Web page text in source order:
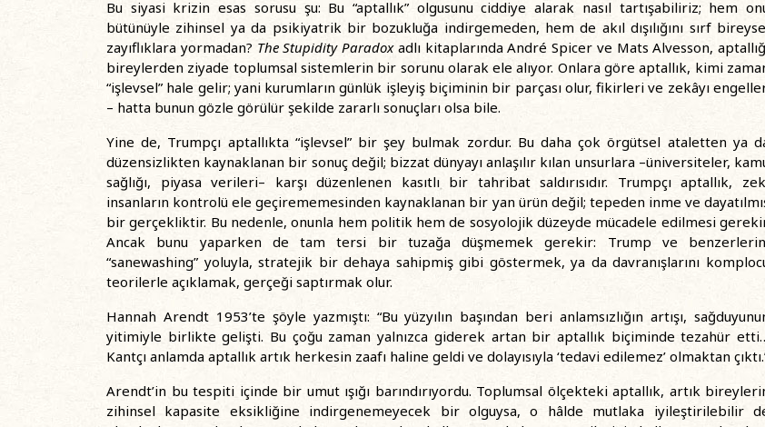
Bu siyasi krizin esas sorusu şu: Bu “aptallık” olgusunu ciddiye alarak nasıl tartışabiliriz; hem
bütünüyle zihinsel ya da psikiyatrik bir bozukluğa indirgemeden, hem de akıl dışılığını sırf
zayıflıklara yormadan? The Stupidity Paradoxadlı kitaplarında André Spicer ve Mats Alvesson,
bireylerden ziyade toplumsal sistemlerin bir sorunu olarak ele alıyor. Onlara göre aptallık, kimi
“işlevsel” hale gelir; yani kurumların günlük işleyiş biçiminin bir parçası olur, fikirleri ve zekâyı
– hatta bunun gözle görülür şekilde zararlı sonuçları olsa bile.
Yine de, Trumpçı aptallıkta “işlevsel” bir şey bulmak zordur. Bu daha çok örgütsel ataletten ya
düzensizlikten kaynaklanan bir sonuç değil; bizzat dünyayı anlaşılır kılan unsurlara –üniversiteler,
sağlığı, piyasa verileri– karşı düzenlenen kasıtlı bir tahribat saldırısıdır. Trumpçı aptallık,
insanların kontrolü ele geçirememesinden kaynaklanan bir yan ürün değil; tepeden inme ve
bir gerçekliktir. Bu nedenle, onunla hem politik hem de sosyolojik düzeyde mücadele edilmesi
Ancak bunu yaparken de tam tersi bir tuzağa düşmemek gerekir: Trump ve
“sanewashing” yoluyla, stratejik bir dehaya sahipmiş gibi göstermek, ya da davranışlarını
teorilerle açıklamak, gerçeği saptırmak olur.
Hannah Arendt 1953’te şöyle yazmıştı: “Bu yüzyılın başından beri anlamsızlığın artışı,
yitimiyle birlikte gelişti. Bu çoğu zaman yalnızca giderek artan bir aptallık biçiminde tezahür
Kantçı anlamda aptallık artık herkesin zaafı haline geldi ve dolayısıyla ‘tedavi edilemez’ olmaktan
Arendt’in bu tespiti içinde bir umut ışığı barındırıyordu. Toplumsal ölçekteki aptallık, artık
zihinsel kapasite eksikliğine indirgenemeyecek bir olguysa, o hâlde mutlaka iyileştirilebilir